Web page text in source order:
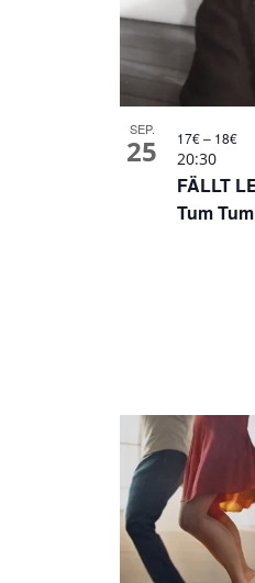
SEP.
25
FÄLLT
Tum
20:30
17€ – 18€